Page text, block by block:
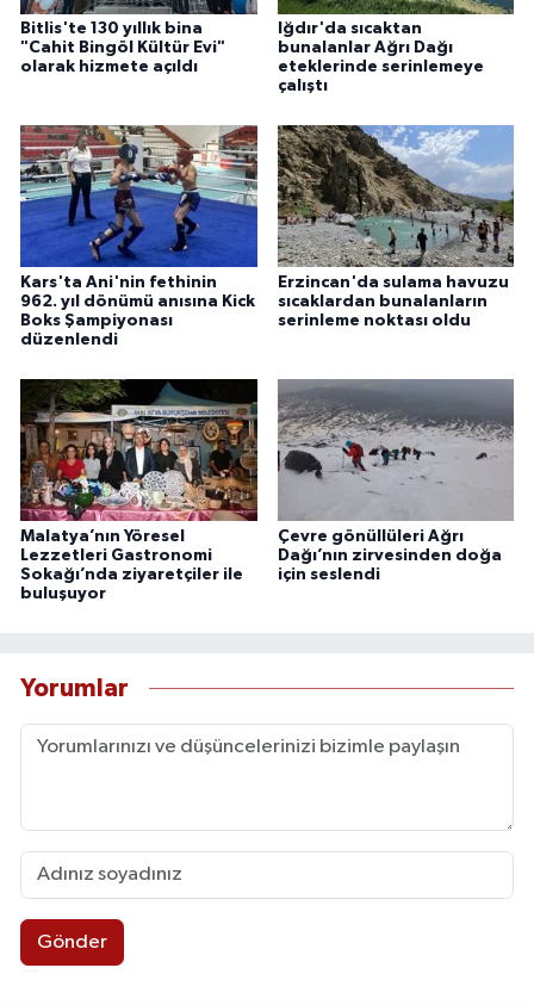
Bitlis'te 130 yıllık bina
"Cahit Bingöl Kültür Evi"
olarak hizmete açıldı
Iğdır'da sıcaktan
bunalanlar Ağrı Dağı
eteklerinde serinlemeye
çalıştı
Kars'ta Ani'nin fethinin
962. yıl dönümü anısına Kick
Boks Şampiyonası
düzenlendi
Erzincan'da sulama havuzu
sıcaklardan bunalanların
serinleme noktası oldu
Malatya’nın Yöresel
Lezzetleri Gastronomi
Sokağı’nda ziyaretçiler ile
buluşuyor
Çevre gönüllüleri Ağrı
Dağı’nın zirvesinden doğa
için seslendi
Yorumlar
Gönder